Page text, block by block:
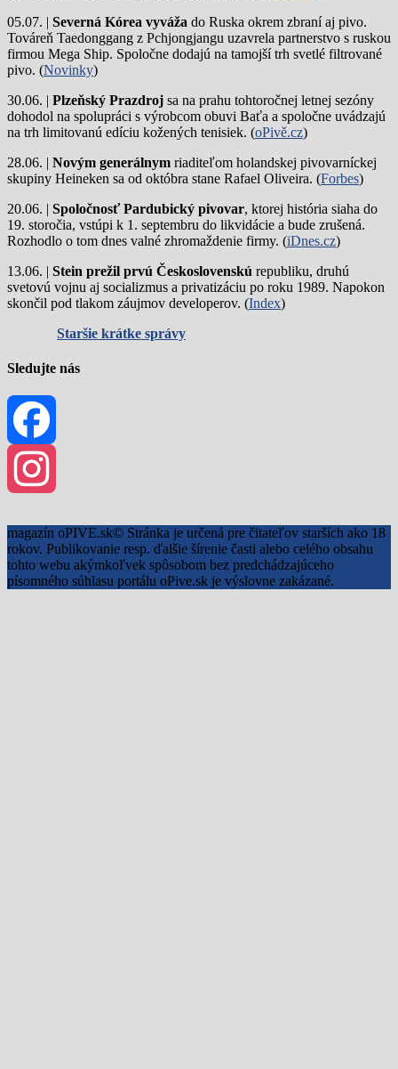
05.07. | Severná Kórea vyváža do Ruska okrem zbraní aj pivo.
Továreň Taedonggang z Pchjongjangu uzavrela partnerstvo s ruskou
firmou Mega Ship. Spoločne dodajú na tamojší trh svetlé filtrované
pivo. (Novinky)
30.06. | Plzeňský Prazdroj sa na prahu tohtoročnej letnej sezóny
dohodol na spolupráci s výrobcom obuvi Baťa a spoločne uvádzajú
na trh limitovanú edíciu kožených tenisiek. (oPivě.cz)
28.06. | Novým generálnym riaditeľom holandskej pivovarníckej
skupiny Heineken sa od októbra stane Rafael Oliveira. (Forbes)
20.06. | Spoločnosť Pardubický pivovar, ktorej história siaha do
19. storočia, vstúpi k 1. septembru do likvidácie a bude zrušená.
Rozhodlo o tom dnes valné zhromaždenie firmy. (iDnes.cz)
13.06. | Stein prežil prvú Československú republiku, druhú
svetovú vojnu aj socializmus a privatizáciu po roku 1989. Napokon
skončil pod tlakom záujmov developerov. (Index)
Staršie krátke správy
Sledujte nás
Facebook
magazín oPIVE.sk© Stránka je určená pre čitateľov starších ako 18
rokov. Publikovanie resp. ďalšie šírenie časti alebo celého obsahu
tohto webu akýmkoľvek spôsobom bez predchádzajúceho
písomného súhlasu portálu oPive.sk je výslovne zakázané.